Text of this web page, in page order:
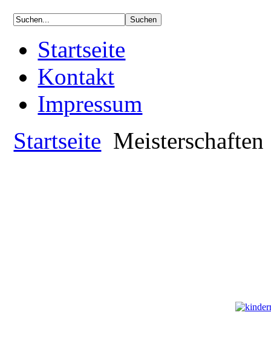
Startseite
Kontakt
Impressum
Startseite Meisterschaften